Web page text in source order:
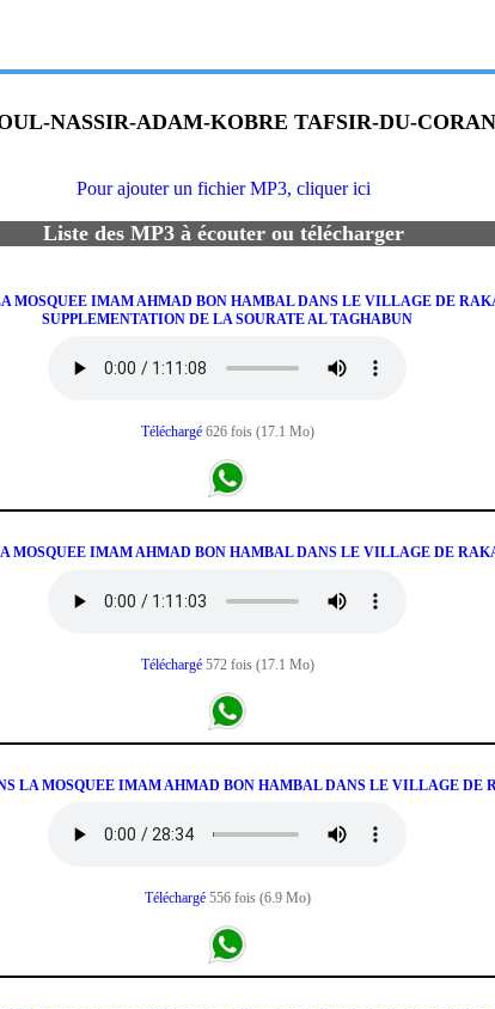
NASSIR-ADAM-KOBRE TAFSIR-DU-CORAN
Pour ajouter un fichier MP3, cliquer ici
Liste des MP3 à écouter ou télécharger
MOSQUEE IMAM AHMAD BON HAMBAL DANS LE VILLAGE DE
SUPPLEMENTATION DE LA SOURATE AL TAGHABUN
Téléchargé 626 fois (17.1 Mo)
MOSQUEE IMAM AHMAD BON HAMBAL DANS LE VILLAGE DE
Téléchargé 572 fois (17.1 Mo)
LA MOSQUEE IMAM AHMAD BON HAMBAL DANS LE VILLAGE
Téléchargé 556 fois (6.9 Mo)